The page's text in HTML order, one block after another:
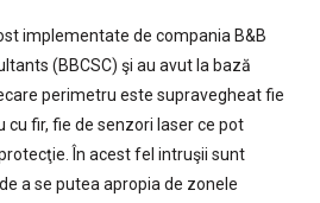
implementate de compania B&B
(BBCSC) şi au avut la bază
perimetru este supravegheat fie
cu fir, fie de senzori laser ce pot
În acest fel intruşii sunt
a se putea apropia de zonele